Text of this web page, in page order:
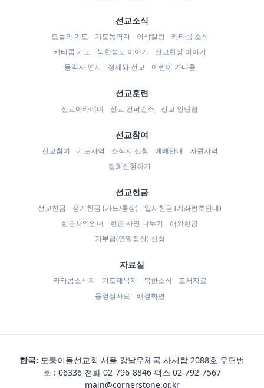
선교소식
오늘의 기도 기도동역자 이삭칼럼
카타콤 소식
카타콤 기도
북한성도 이야기
선교현장 이야기
동역자 편지
정세와 선교 어린이 카타콤
선교훈련
선교아카데미 선교 컨퍼런스 선교 인턴쉽
선교참여
선교참여 기도사역 소식지 신청 예배안내
자원사역
집회신청하기
선교헌금
선교헌금 정기헌금 (카드/통장)
일시헌금 (계좌번호안내)
헌금사역안내
헌금 사연 나누기
해외헌금
기부금(연말정산) 신청
자료실
카타콤소식지 기도제목지 북한소식
도서자료
동영상자료
배경화면
한국: 모퉁이돌선교회 서울 강남우체국 사서함 2088호 우편번
호 : 06336 전화 02-796-8846 팩스 02-792-7567
main@cornerstone.or.kr